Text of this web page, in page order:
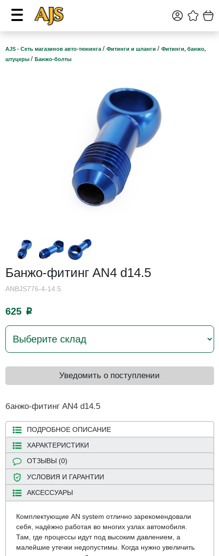
AJS - Сеть магазинов авто-тюнинга / Фитинги и шланги / Фитинги, банжо,
штуцеры / Банжо-болты
Банжо-фитинг AN4 d14.5
ANBJS776-4-14.5
625 p
Уведомить о поступлении
банжо-фитинг AN4 d14.5
ПОДРОБНОЕ ОПИСАНИЕ
ХАРАКТЕРИСТИКИ
ОТЗЫВЫ (0)
УСЛОВИЯ И ГАРАНТИИ
АКСЕССУАРЫ
Комплектующие AN system отлично зарекомендовали
себя, надёжно работая во многих узлах автомобиля.
Там, где процессы идут под высоким давлением, а
малейшие утечки недопустимы. Когда нужно увеличить